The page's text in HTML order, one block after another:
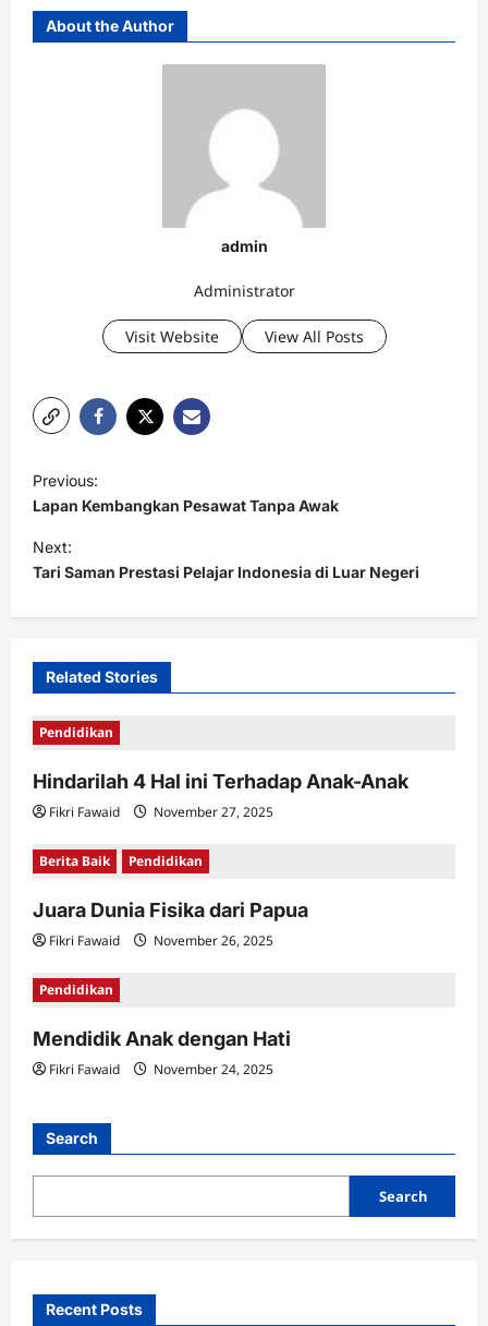
About the Author
admin
Administrator
Visit Website View All Posts
o
s
t
v
g
a
t
o
n
Previous:
Lapan Kembangkan Pesawat Tanpa Awak
Next:
Tari Saman Prestasi Pelajar Indonesia di Luar Negeri
Related Stories
Pendidikan
Hindarilah 4 Hal ini Terhadap Anak-Anak
Fikri Fawaid November 27, 2025
Berita Baik Pendidikan
Juara Dunia Fisika dari Papua
Fikri Fawaid November 26, 2025
Pendidikan
Mendidik Anak dengan Hati
Fikri Fawaid November 24, 2025
Search
Search
Recent Posts